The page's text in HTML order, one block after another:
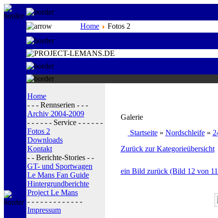
Home Fotos 2
Home
- - - Rennserien - - -
Archiv 2004-2009
- - - - - - Service - - - - - -
Fotos 2
Downloads
Kontakt
- - Berichte-Stories - -
GT- und Sportwagen
Le Mans Fan Guide
Hintergrundberichte
Project Le Mans
- - - - - - - - - - - - -
Impressum
Galerie
Startseite» Nordschleife»
Zurück zur Kategorieübersicht
ein Bild zurück (Bild 12 von